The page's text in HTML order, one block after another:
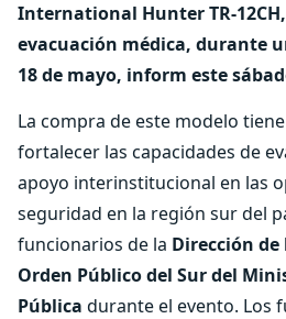
International Hunter TR-
evacuación médica, durante
18 de mayo, inform este
La compra de este modelo
fortalecer las capacidades de
apoyo interinstitucional en las
seguridad en la región sur del
funcionarios de la Dirección de
Orden Público del Sur del
Pública durante el evento. Los